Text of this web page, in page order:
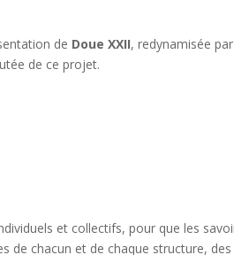
de Doue XXII, redynamisée
de ce projet.
et collectifs, pour que les
de chacun et de chaque structure,